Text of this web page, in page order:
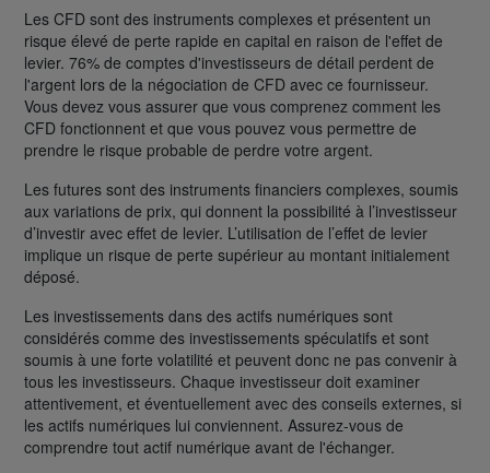
Les CFD sont des instruments complexes et présentent un
risque élevé de perte rapide en capital en raison de l'effet de
levier. 76% de comptes d'investisseurs de détail perdent de
l'argent lors de la négociation de CFD avec ce fournisseur.
Vous devez vous assurer que vous comprenez comment les
CFD fonctionnent et que vous pouvez vous permettre de
prendre le risque probable de perdre votre argent.
Les futures sont des instruments financiers complexes, soumis
aux variations de prix, qui donnent la possibilité à l’investisseur
d’investir avec effet de levier. L’utilisation de l’effet de levier
implique un risque de perte supérieur au montant initialement
déposé.
Les investissements dans des actifs numériques sont
considérés comme des investissements spéculatifs et sont
soumis à une forte volatilité et peuvent donc ne pas convenir à
tous les investisseurs. Chaque investisseur doit examiner
attentivement, et éventuellement avec des conseils externes, si
les actifs numériques lui conviennent. Assurez-vous de
comprendre tout actif numérique avant de l'échanger.